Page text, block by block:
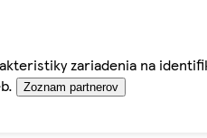
zariadenia na
Zoznam partnerov